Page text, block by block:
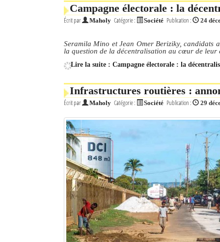
Campagne électorale : la
Écrit par Maholy Catégorie : Société Publication : 24
Seramila Mino et Jean Omer Beriziky, candidats
la question de la décentralisation au cœur de leur
Lire la suite : Campagne électorale : la
Infrastructures routières :
Écrit par Maholy Catégorie : Société Publication : 29